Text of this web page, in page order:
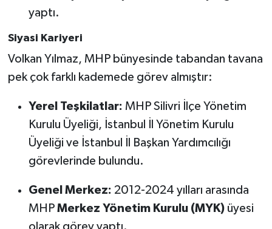
yaptı.
Siyasi Kariyeri
Volkan Yılmaz, MHP bünyesinde tabandan tavana
pek çok farklı kademede görev almıştır:
Yerel Teşkilatlar: MHP Silivri İlçe Yönetim
Kurulu Üyeliği, İstanbul İl Yönetim Kurulu
Üyeliği ve İstanbul İl Başkan Yardımcılığı
görevlerinde bulundu.
Genel Merkez: 2012-2024 yılları arasında
MHP Merkez Yönetim Kurulu (MYK)üyesi